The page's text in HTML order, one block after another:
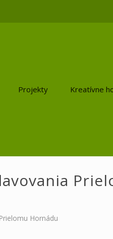
Projekty Kreatívne
Hornádu